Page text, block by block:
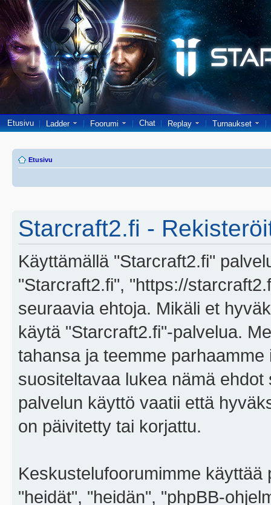
Etusivu Ladder Foorumi Chat Replay Turnaukset
Etusivu
Starcraft2.fi -
Käyttämällä "Starcraft2.fi"
"Starcraft2.fi", "https://
seuraavia ehtoja. Mikäli et
käytä "Starcraft2.fi"-palvelua.
tahansa ja teemme
suositeltavaa lukea nämä
palvelun käyttö vaatii että
on päivitetty tai korjattu.
Keskustelufoorumimme
"heidät", "heidän", "phpBB-